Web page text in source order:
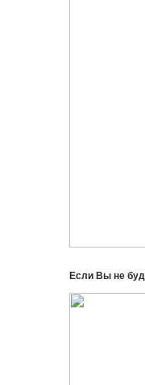
Если Вы не